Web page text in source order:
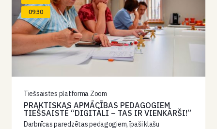
09:30
Tiešsaistes platforma Zoom
PRAKTISKAS APMĀCĪBAS PEDAGOGIEM
TIEŠSAISTĒ “DIGITĀLI – TAS IR VIENKĀRŠI!”
Darbnīcas paredzētas pedagogiem, īpaši klašu